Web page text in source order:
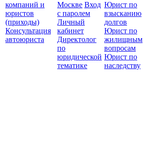
компаний и
юристов
(приходы)
Консультация
автоюриста
Москве Вход
с паролем
Личный
кабинет
Директолог
по
юридической
тематике
Юрист по
взысканию
долгов
Юрист по
жилищным
вопросам
Юрист по
наследству